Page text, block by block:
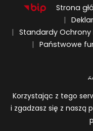
Strona
Standardy Ochrony
Państwowe
Informacja o
Korzystając z tego
i zgadzasz się z naszą